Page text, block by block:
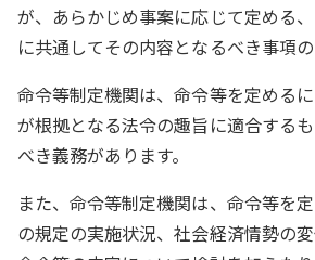
が、あらかじめ事案に応じて定める
に共通してその内容となるべき事項の
命令等制定機関は、命令等を定める
が根拠となる法令の趣旨に適合する
べき義務があります。
また、命令等制定機関は、命令等を
の規定の実施状況、社会経済情勢の変